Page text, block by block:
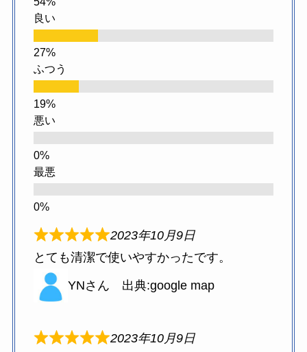
良い
ふつう
悪い
最悪
2023年10月9日
とても清潔で使いやすかったです。
YNさん 出典:google map
2023年10月9日